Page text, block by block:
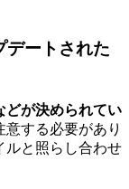
デートされた
どが決められてい
する必要があり
ルと照らし合わせ